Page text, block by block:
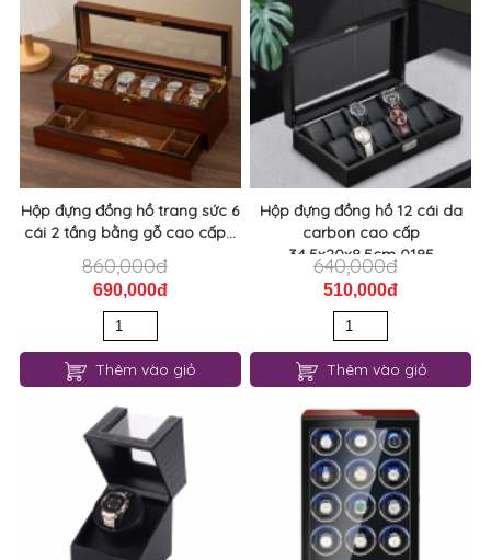
Hộp đựng đồng hồ trang sức 6
cái 2 tầng bằng gỗ cao cấp...
860,000đ
690,000đ
Thêm vào giỏ
Hộp đựng đồng hồ 12 cái da
carbon cao cấp
34.5x20x8.5cm 0195
640,000đ
510,000đ
Thêm vào giỏ